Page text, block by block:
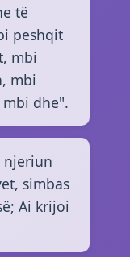
të
peshqit
mbi
mbi
dhe".
njeriun
simbas
Ai krijoi